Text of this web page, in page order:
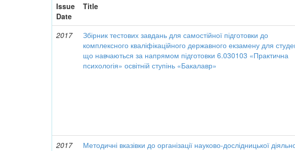
Issue
Date
Title
2017
Збірник тестових завдань для самостійної підготовки до
комплексного кваліфікаційного державного екзамену для
що навчаються за напрямом підготовки 6.030103 «Практична
психологія» освітній ступінь «Бакалавр»
2017
Методичні вказівки до організації науково-дослідницької